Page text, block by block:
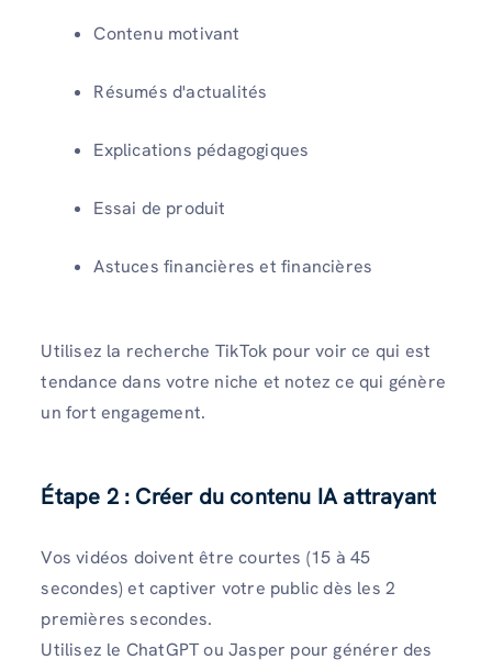
Contenu motivant
Résumés d'actualités
Explications pédagogiques
Essai de produit
Astuces financières et financières
Utilisez la recherche TikTok pour voir ce qui est
tendance dans votre niche et notez ce qui génère
un fort engagement.
Étape 2 : Créer du contenu IA attrayant
Vos vidéos doivent être courtes (15 à 45
secondes) et captiver votre public dès les 2
premières secondes.
Utilisez le ChatGPT ou Jasper pour générer des